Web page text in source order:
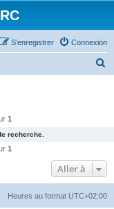
Connexion
S’enregistrer
c
e
1
recherche.
1
Aller à
Heures au format UTC+02:00